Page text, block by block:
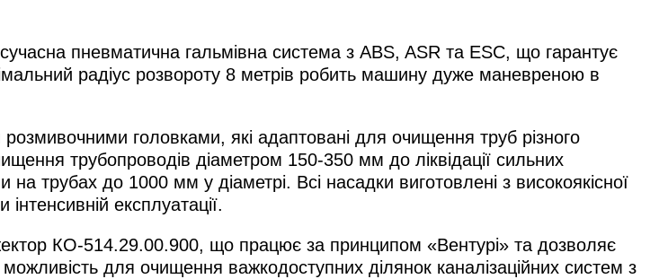
пневматична гальмівна система з ABS, ASR та ESC, що гарантує
радіус розвороту 8 метрів робить машину дуже маневреною в
головками, які адаптовані для очищення труб різного
трубопроводів діаметром 150-350 мм до ліквідації сильних
трубах до 1000 мм у діаметрі. Всі насадки виготовлені з високоякісної
експлуатації.
КО-514.29.00.900, що працює за принципом «Вентурі» та дозволяє
для очищення важкодоступних ділянок каналізаційних систем з